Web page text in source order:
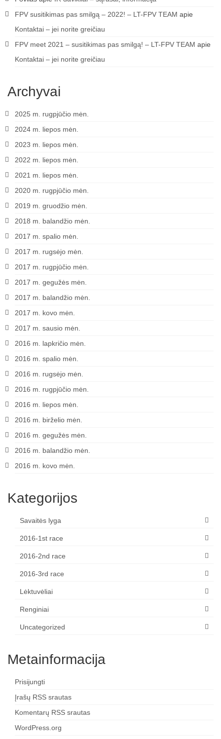
FPV susitikimas pas smilgą – 2022! – LT-FPV TEAM apie
Kontaktai – jei norite greičiau
FPV meet 2021 – susitikimas pas smilgą! – LT-FPV TEAM apie
Kontaktai – jei norite greičiau
Archyvai
2025 m. rugpjūčio mėn.
2024 m. liepos mėn.
2023 m. liepos mėn.
2022 m. liepos mėn.
2021 m. liepos mėn.
2020 m. rugpjūčio mėn.
2019 m. gruodžio mėn.
2018 m. balandžio mėn.
2017 m. spalio mėn.
2017 m. rugsėjo mėn.
2017 m. rugpjūčio mėn.
2017 m. gegužės mėn.
2017 m. balandžio mėn.
2017 m. kovo mėn.
2017 m. sausio mėn.
2016 m. lapkričio mėn.
2016 m. spalio mėn.
2016 m. rugsėjo mėn.
2016 m. rugpjūčio mėn.
2016 m. liepos mėn.
2016 m. birželio mėn.
2016 m. gegužės mėn.
2016 m. balandžio mėn.
2016 m. kovo mėn.
Kategorijos
Savaitės lyga
2016-1st race
2016-2nd race
2016-3rd race
Lėktuvėliai
Renginiai
Uncategorized
Metainformacija
Prisijungti
Įrašų RSS srautas
Komentarų RSS srautas
WordPress.org